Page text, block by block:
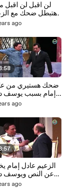
لن
هتبطل ضحك مع
عادل إمام |
ago
ضحك هستيري من
إمام بسبب يوسف
علي المسرح..ago
الزعيم عادل إمام
عن النص ويوسف
مش عارف
ago